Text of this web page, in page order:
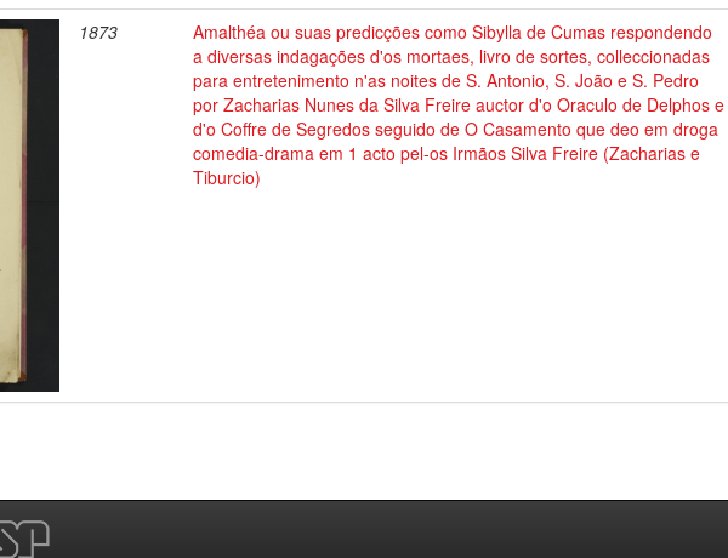
1873
Amalthéa ou suas predicções como Sibylla de Cumas respondendo
a diversas indagações d'os mortaes, livro de sortes, colleccionadas
para entretenimento n'as noites de S. Antonio, S. João e S. Pedro
por Zacharias Nunes da Silva Freire auctor d'o Oraculo de Delphos e
d'o Coffre de Segredos seguido de O Casamento que deo em droga
comedia-drama em 1 acto pel-os Irmãos Silva Freire (Zacharias e
Tiburcio)